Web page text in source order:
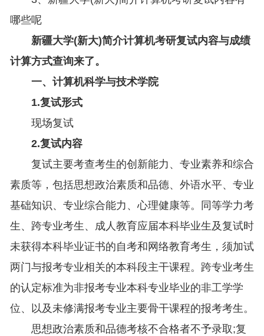
哪些呢
新疆大学(新大)简介计算机考研复试内容与成绩
计算方式查询来了。
一、计算机科学与技术学院
1.复试形式
现场复试
2.复试内容
复试主要考查考生的创新能力、专业素养和综合
素质等，包括思想政治素质和品德、外语水平、专业
基础知识、专业综合能力、心理健康等。同等学力考
生、跨专业考生、成人教育应届本科毕业生及复试时
未获得本科毕业证书的自考和网络教育考生，须加试
两门与报考专业相关的本科段主干课程。跨专业考生
的认定标准为非报考专业本科专业毕业的非工学学
位、以及未修满报考专业主要骨干课程的报考考生。
思想政治素质和品德考核不合格者不予录取;复